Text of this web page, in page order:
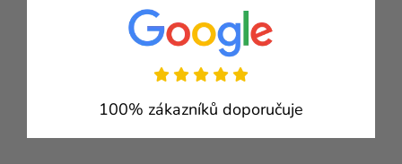
100% zákazníků doporučuje